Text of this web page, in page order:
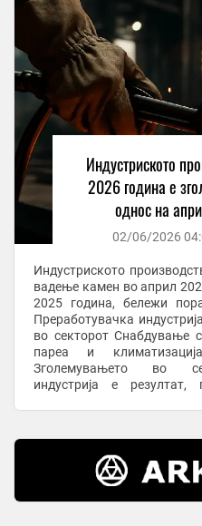
Индустриското
2026 година е
однос на
02/06/2026
Индустриското
вадење камен во април
2025 година, бележи
Преработувачка
во секторот Снабдување
пареа и
Зголемувањето во
индустрија е